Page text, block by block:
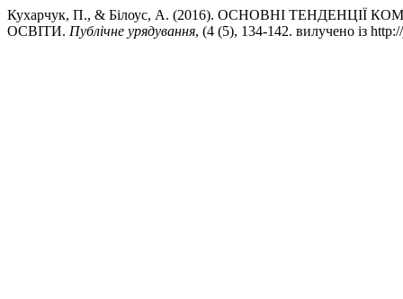
Кухарчук, П., & Білоус, А. (2016). ОСНОВНІ
ОСВІТИ. Публічне урядування, (4 (5), 134-142. вилучено із